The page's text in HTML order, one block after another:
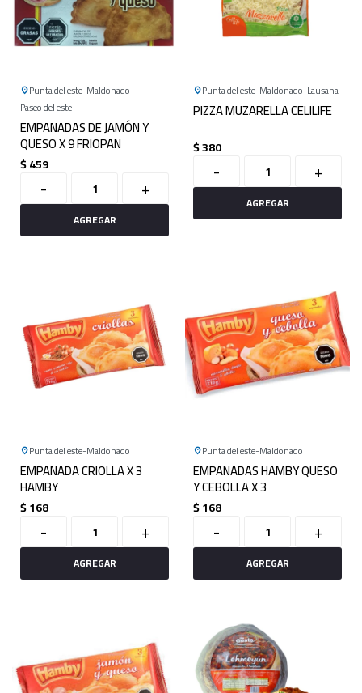
Punta del este Maldonado
Paseo del este
EMPANADAS DE JAMÓN Y
QUESO X 9 FRIOPAN
$459
- +
Punta del este Maldonado Lausana
PIZZA MUZARELLA CELILIFE
$380
- +
Punta del este Maldonado
EMPANADA CRIOLLA X 3
HAMBY
$168
- +
Punta del este Maldonado
EMPANADAS HAMBY QUESO
Y CEBOLLA X 3
$168
- +